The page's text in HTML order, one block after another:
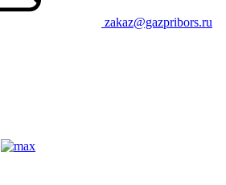
zakaz@gazpribors.ru